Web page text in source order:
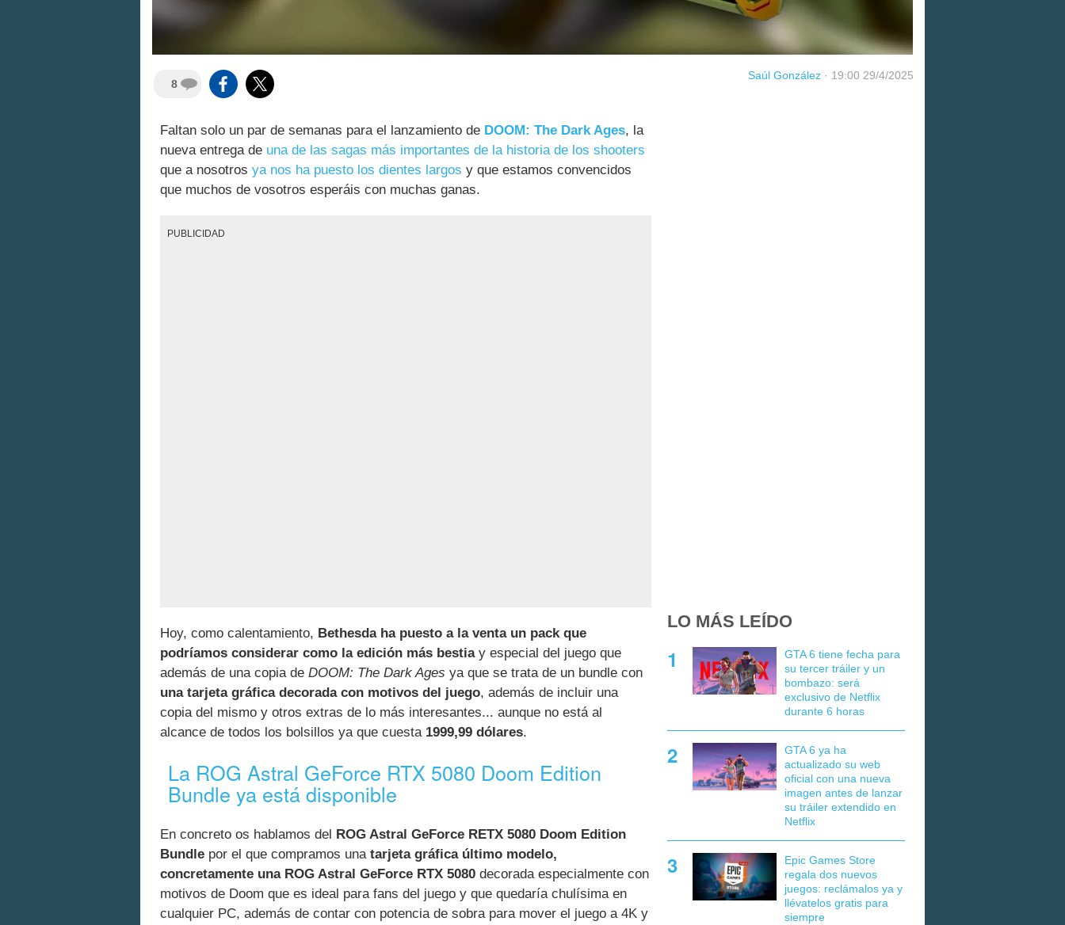
8
Saúl González · 19:00 29/4/2025
Faltan solo un par de semanas para el lanzamiento de DOOM: The Dark Ages, la
nueva entrega de una de las sagas más importantes de la historia de los shooters
que a nosotros ya nos ha puesto los dientes largos y que estamos convencidos
que muchos de vosotros esperáis con muchas ganas.
PUBLICIDAD
Hoy, como calentamiento, Bethesda ha puesto a la venta un pack que
podríamos considerar como la edición más bestiay especial del juego que
además de una copia de DOOM: The Dark Ages ya que se trata de un bundle con
una tarjeta gráfica decorada con motivos del juego, además de incluir una
copia del mismo y otros extras de lo más interesantes... aunque no está al
alcance de todos los bolsillos ya que cuesta 1999,99 dólares.
La ROG Astral GeForce RTX 5080 Doom Edition
Bundle ya está disponible
En concreto os hablamos del
ROG Astral GeForce RETX 5080 Doom Edition
Bundle por el que compramos una tarjeta gráfica último modelo,
concretamente una ROG Astral GeForce RTX 5080 decorada especialmente con
motivos de Doom que es ideal para fans del juego y que quedaría chulísima en
cualquier PC, además de contar con potencia de sobra para mover el juego a 4K y
LO MÁS LEÍDO
GTA 6 tiene fecha para
su tercer tráiler y un
bombazo: será
exclusivo de Netflix
durante 6 horas
GTA 6 ya ha
actualizado su web
oficial con una nueva
imagen antes de lanzar
su tráiler extendido en
Netflix
Epic Games Store
regala dos nuevos
juegos: reclámalos ya y
llévatelos gratis para
siempre